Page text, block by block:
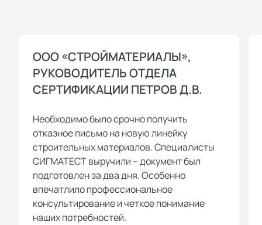
ООО «СТРОЙМАТЕРИАЛЫ»,
РУКОВОДИТЕЛЬ ОТДЕЛА
СЕРТИФИКАЦИИ ПЕТРОВ Д.В.
Необходимо было срочно получить
отказное письмо на новую линейку
строительных материалов. Специалисты
СИГМАТЕСТ выручили – документ был
подготовлен за два дня. Особенно
впечатлило профессиональное
консультирование и четкое понимание
наших потребностей.